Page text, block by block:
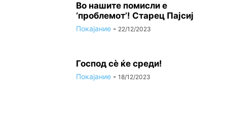
Во нашите помисли е
‘проблемот’! Старец Пајсиј
Покајание - 22/12/2023
Господ сѐ ќе среди!
Покајание - 18/12/2023